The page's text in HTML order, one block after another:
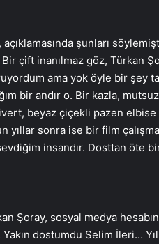
şunları
çift inanılmaz göz, Türkan
ama yok öyle bir şey
bir andır o. Bir kazla,
beyaz çiçekli pazen
yıllar sonra ise bir film
insandır. Dosttan öte
Şoray, sosyal medya
dostumdu Selim İleri…
Zihnin Gizemli
Nasılnedir.com